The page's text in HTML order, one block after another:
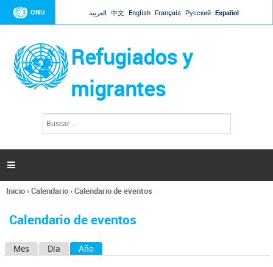
Jump to navigation
ONU العربية 中文 English Français Русский Español
Refugiados y
migrantes
l
s

Se
usted
Inicio›Calendario›Calendario de eventos
Calendario de eventos
Mes Día Año